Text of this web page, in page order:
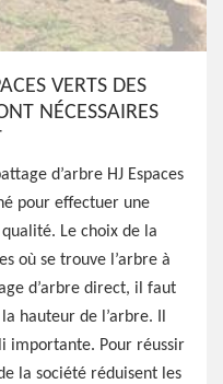
VERTS DES
NÉCESSAIRES
d’arbre HJ Espaces
pour effectuer une
Le choix de la
où se trouve l’arbre à
d’arbre direct, il faut
hauteur de l’arbre. Il
importante. Pour réussir
la société réduisent les